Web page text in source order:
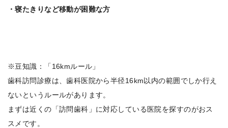
・寝たきりなど移動が困難な方
※豆知識：「16kmルール」
歯科訪問診療は、歯科医院から半径16km以内の範囲でしか行え
ないというルールがあります。
まずは近くの「訪問歯科」に対応している医院を探すのがおス
スメです。